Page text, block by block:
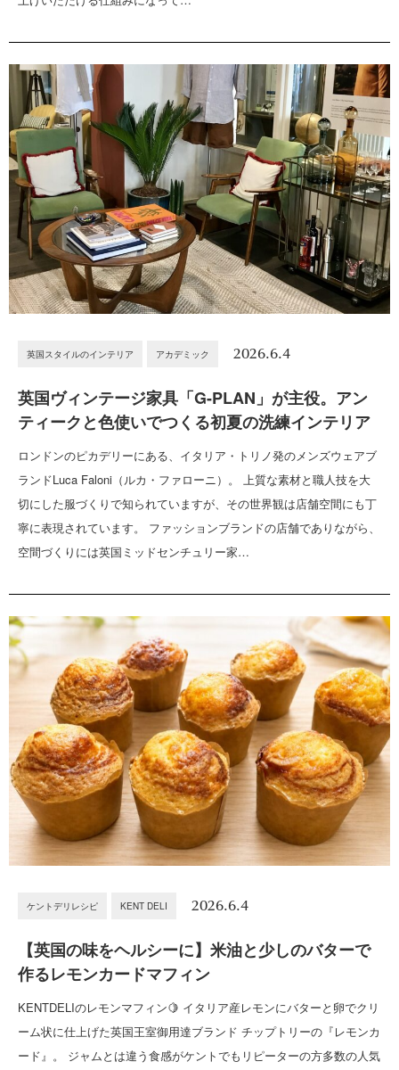
英国スタイルのインテリア アカデミック 2026.6.4
英国ヴィンテージ家具「G-PLAN」が主役。アン
ティークと色使いでつくる初夏の洗練インテリア
ロンドンのピカデリーにある、イタリア・トリノ発のメンズウェアブ
ランドLuca Faloni（ルカ・ファローニ）。 上質な素材と職人技を大
切にした服づくりで知られていますが、その世界観は店舗空間にも丁
寧に表現されています。 ファッションブランドの店舗でありながら、
空間づくりには英国ミッドセンチュリー家…
ケントデリレシピ KENT DELI 2026.6.4
【英国の味をヘルシーに】米油と少しのバターで
作るレモンカードマフィン
KENTDELIのレモンマフィン🍋 イタリア産レモンにバターと卵でクリ
ーム状に仕上げた英国王室御用達ブランド チップトリーの『レモンカ
ード』。 ジャムとは違う食感がケントでもリピーターの方多数の人気